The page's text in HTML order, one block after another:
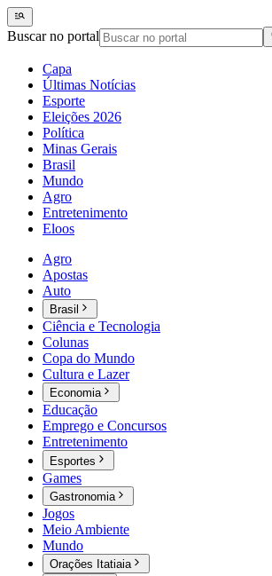
Buscar no portal
Capa
Últimas Notícias
Esporte
Eleições 2026
Política
Minas Gerais
Brasil
Mundo
Agro
Entretenimento
Eloos
Agro
Apostas
Auto
Brasil
Ciência e Tecnologia
Colunas
Copa do Mundo
Cultura e Lazer
Economia
Educação
Emprego e Concursos
Entretenimento
Esportes
Games
Gastronomia
Jogos
Meio Ambiente
Mundo
Orações Itatiaia